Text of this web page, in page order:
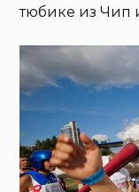
тюбике из Чип